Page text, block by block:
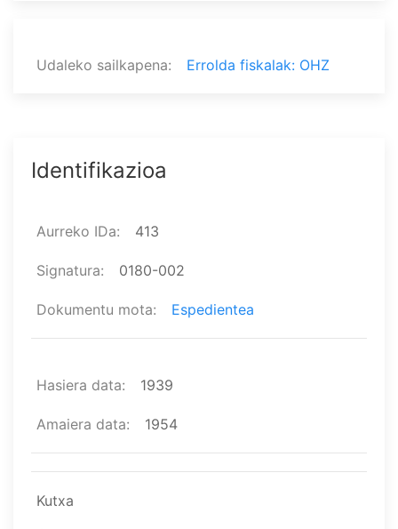
Udaleko sailkapena Errolda fiskalak: OHZ
Identifikazioa
Aurreko IDa 413
Signatura 0180-002
Dokumentu mota Espedientea
Hasiera data 1939
Amaiera data 1954
Kutxa